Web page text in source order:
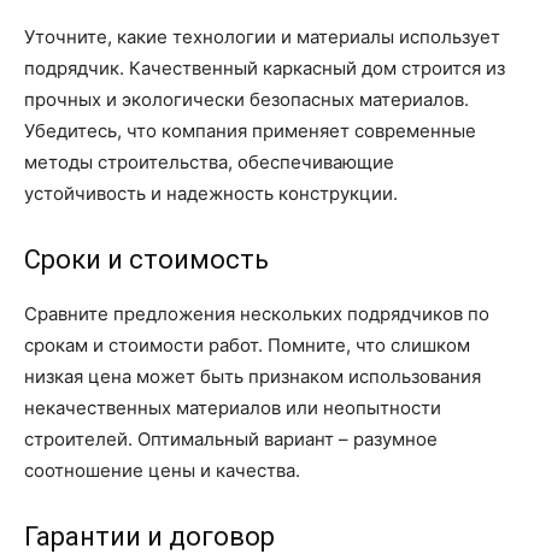
Уточните, какие технологии и материалы использует
подрядчик. Качественный каркасный дом строится из
прочных и экологически безопасных материалов.
Убедитесь, что компания применяет современные
методы строительства, обеспечивающие
устойчивость и надежность конструкции.
Сроки и стоимость
Сравните предложения нескольких подрядчиков по
срокам и стоимости работ. Помните, что слишком
низкая цена может быть признаком использования
некачественных материалов или неопытности
строителей. Оптимальный вариант – разумное
соотношение цены и качества.
Гарантии и договор